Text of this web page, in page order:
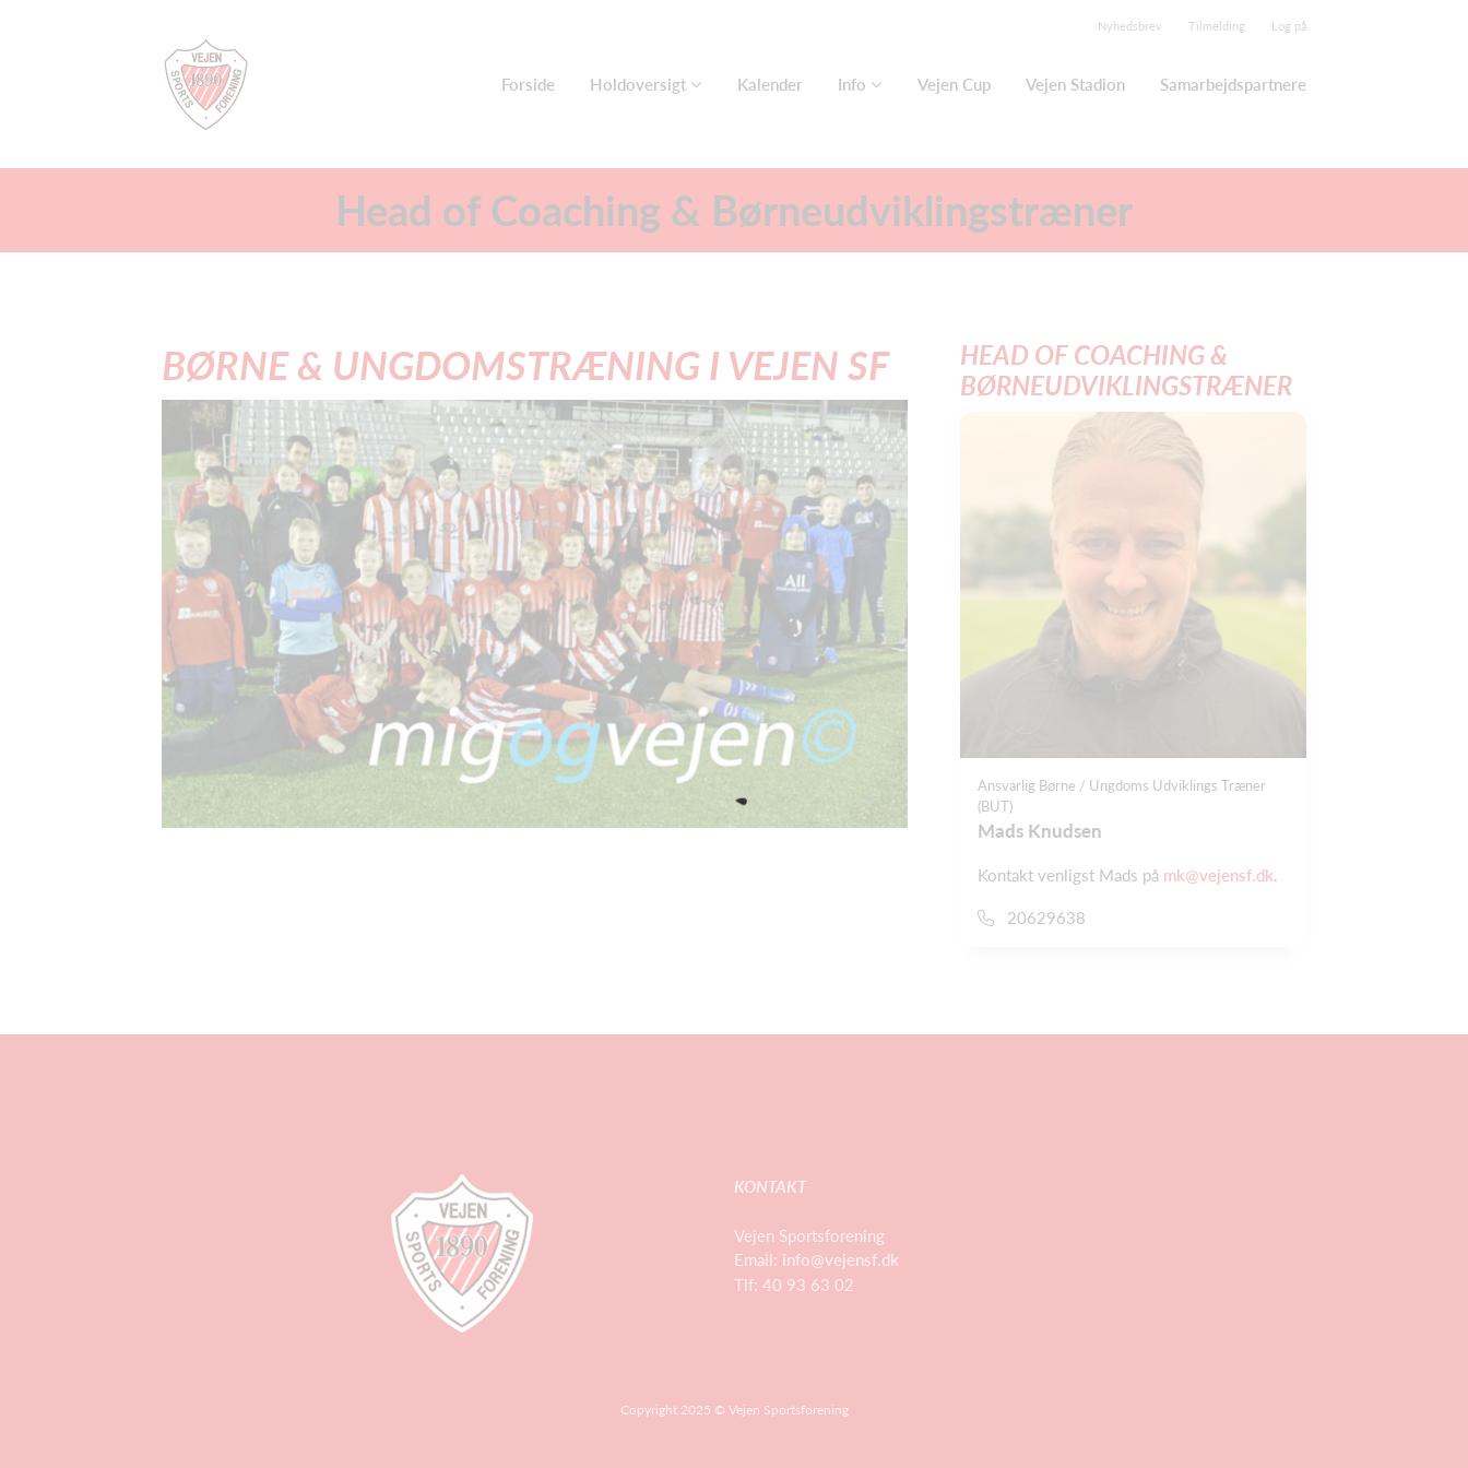
Nyhedsbrev Tilmelding Log på
Forside Holdoversigt Kalender Info Vejen Cup Vejen Stadion Samarbejdspartnere
Head of Coaching & Børneudviklingstræner
BØRNE & UNGDOMSTRÆNING I VEJEN SF
HEAD OF COACHING &
BØRNEUDVIKLINGSTRÆNER
Ansvarlig Børne / Ungdoms Udviklings Træner
(BUT)
Mads Knudsen
Kontakt venligst Mads på mk@vejensf.dk.
20629638
KONTAKT
Vejen Sportsforening
Email: info@vejensf.dk
Tlf: 40 93 63 02
Copyright 2025 © Vejen Sportsforening